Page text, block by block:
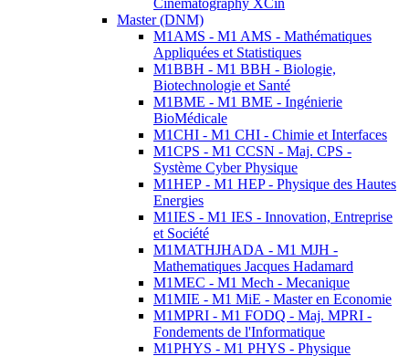
Cinematography XCin
Master (DNM)
M1AMS - M1 AMS - Mathématiques
Appliquées et Statistiques
M1BBH - M1 BBH - Biologie,
Biotechnologie et Santé
M1BME - M1 BME - Ingénierie
BioMédicale
M1CHI - M1 CHI - Chimie et Interfaces
M1CPS - M1 CCSN - Maj. CPS -
Système Cyber Physique
M1HEP - M1 HEP - Physique des Hautes
Energies
M1IES - M1 IES - Innovation, Entreprise
et Société
M1MATHJHADA - M1 MJH -
Mathematiques Jacques Hadamard
M1MEC - M1 Mech - Mecanique
M1MIE - M1 MiE - Master en Economie
M1MPRI - M1 FODQ - Maj. MPRI -
Fondements de l'Informatique
M1PHYS - M1 PHYS - Physique